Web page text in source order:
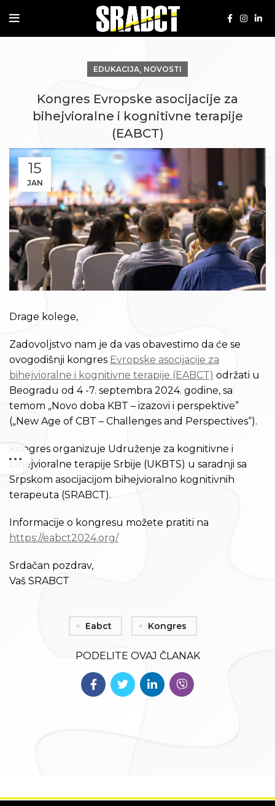
EDUKACIJA, NOVOSTI
Kongres Evropske asocijacije za
bihejvioralne i kognitivne terapije
(EABCT)
15
JAN
Drage kolege,
Zadovoljstvo nam je da vas obavestimo da će se
ovogodišnji kongres Evropske asocijacije za
bihejvioralne i kognitivne terapije (EABCT) održati u
Beogradu od 4 -7. septembra 2024. godine, sa
temom „Novo doba KBT – izazovi i perspektive”
(„New Age of CBT – Challenges and Perspectives“).
Kongres organizuje Udruženje za kognitivne i
bihejvioralne terapije Srbije (UKBTS) u saradnji sa
Srpskom asocijacijom bihejvioralno kognitivnih
terapeuta (SRABCT).
Informacije o kongresu možete pratiti na
https://eabct2024.org/
Srdačan pozdrav,
Vaš SRABCT
Eabct Kongres